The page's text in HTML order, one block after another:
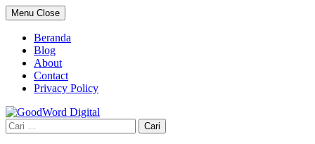
Skip
to
content
Menu Close
Beranda
Blog
About
Contact
Privacy Policy
Cari
untuk: